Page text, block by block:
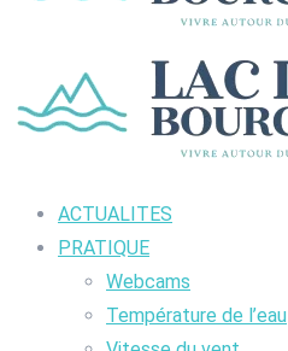
ACTUALITES
PRATIQUE
Webcams
Température de l’eau